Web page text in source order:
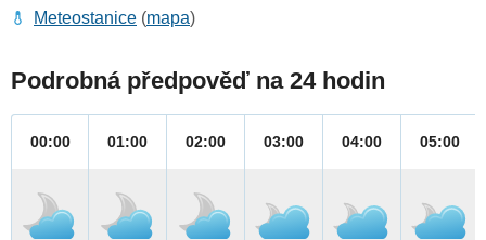
Meteostanice (mapa)
Podrobná předpověď na 24 hodin
00:00 01:00 02:00 03:00 04:00 05:00